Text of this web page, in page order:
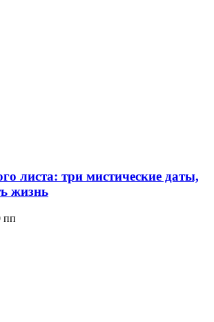
листа: три мистические даты,
жизнь
пп